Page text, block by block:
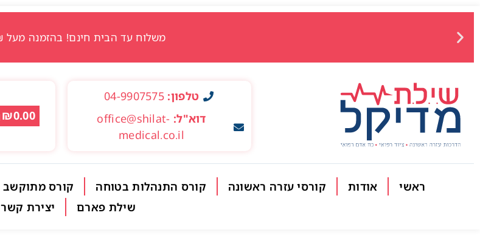
משלוח עד הבית חינם! בהזמנה מעל 499₪
טלפון: 04-9907575
דוא"ל: office@shilat-
medical.co.il
₪0.00
ראשי אודות קורסי עזרה ראשונה קורס התנהלות בטוחה קורס מתוקשב
שילת פארם
יצירת קשר